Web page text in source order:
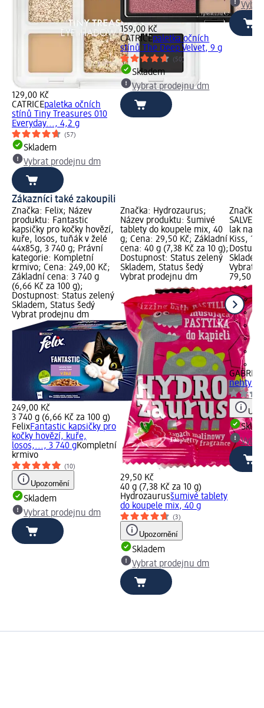
129,00 Kč
CATRICEpaletka očních
stínů Tiny Treasures 010
Everyday..., 4,2 g
(57)
Skladem
Vybrat prodejnu dm
159,00 Kč
CATRICEpaletka očních
stínů The Deep Velvet, 9 g
(50)
Skladem
Vybrat prodejnu dm
Zákazníci také zakoupili
Značka: Felix; Název
produktu: Fantastic
kapsičky pro kočky hovězí,
kuře, losos, tuňák v želé
44x85g, 3 740 g; Právní
kategorie: Kompletní
krmivo; Cena: 249,00 Kč;
Základní cena: 3 740 g
(6,66 Kč za 100 g);
Dostupnost: Status zelený
Skladem, Status šedý
Vybrat prodejnu dm
249,00 Kč
3 740 g (6,66 Kč za 100 g)
FelixFantastic kapsičky pro
kočky hovězí, kuře,
losos,..., 3 740 gKompletní
krmivo
(10)
Upozornění
Skladem
Vybrat prodejnu dm
Značka: Hydrozaurus;
Název produktu: šumivé
tablety do koupele mix, 40
g; Cena: 29,50 Kč; Základní
cena: 40 g (7,38 Kč za 10 g);
Dostupnost: Status zelený
Skladem, Status šedý
Vybrat prodejnu dm
29,50 Kč
40 g (7,38 Kč za 10 g)
Hydrozaurusšumivé tablety
do koupele mix, 40 g
(3)
Upozornění
Skladem
Vybrat prodejnu dm
Značka:
lak na
Kiss, 11
Vybrat
79,50 Kč
nehty